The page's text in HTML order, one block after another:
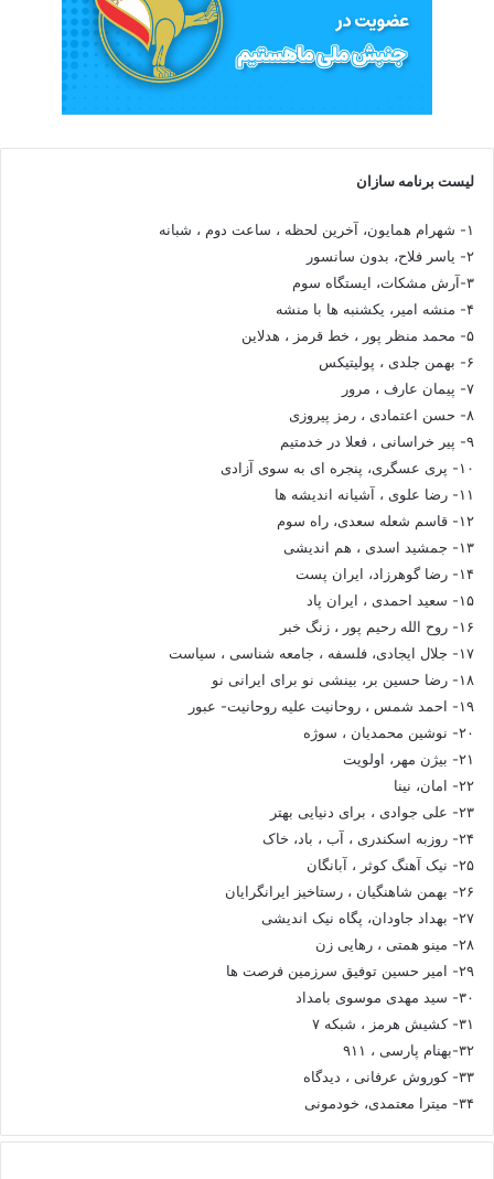
لیست برنامه سازان
۱- شهرام همایون، آخرین لحظه ، ساعت دوم ، شبانه
۲- یاسر فلاح، بدون سانسور
۳-آرش مشکات، ایستگاه سوم
۴- منشه امیر، یکشنبه ها با منشه
۵- محمد منظر پور ، خط قرمز ، هدلاین
۶- بهمن جلدی ، پولیتیکس
۷- پیمان عارف ، مرور
۸- حسن اعتمادی ، رمز پیروزی
۹- پیر خراسانی ، فعلا در خدمتیم
۱۰- پری عسگری، پنجره ای به سوی آزادی
۱۱- رضا علوی ، آشیانه اندیشه ها
۱۲- قاسم شعله سعدی، راه سوم
۱۳- جمشید اسدی ، هم اندیشی
۱۴- رضا گوهرزاد، ایران پست
۱۵- سعید احمدی ، ایران پاد
۱۶- روح الله رحیم پور ، زنگ خبر
۱۷- جلال ایجادی، فلسفه ، جامعه شناسی ، سیاست
۱۸- رضا حسین بر، بینشی نو برای ایرانی نو
۱۹- احمد شمس ، روحانیت علیه روحانیت- عبور
۲۰- نوشین محمدیان ، سوژه
۲۱- بیژن مهر، اولویت
۲۲- امان، نینا
۲۳- علی جوادی ، برای دنیایی بهتر
۲۴- روزبه اسکندری ، آب ، باد، خاک
۲۵- نیک آهنگ کوثر ، آبانگان
۲۶- بهمن شاهنگیان ، رستاخیز ایرانگرایان
۲۷- بهداد جاودان، پگاه نیک اندیشی
۲۸- مینو همتی ، رهایی زن
۲۹- امیر حسین توفیق سرزمین فرصت ها
۳۰- سید مهدی موسوی بامداد
۳۱- کشیش هرمز ، شبکه ۷
۳۲-بهنام پارسی ، ۹۱۱
۳۳- کوروش عرفانی ، دیدگاه
۳۴- میترا معتمدی، خودمونی